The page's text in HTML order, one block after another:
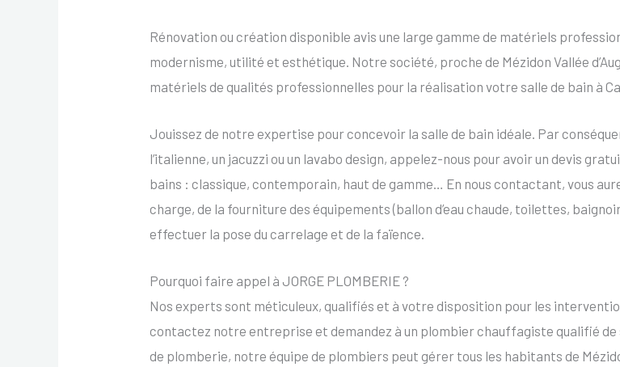
Rénovation ou création disponible avis une large gamme de matériels
modernisme, utilité et esthétique. Notre société, proche de Mézidon Vallée
matériels de qualités professionnelles pour la réalisation votre salle de bain à
Jouissez de notre expertise pour concevoir la salle de bain idéale. Par
l’italienne, un jacuzzi ou un lavabo design, appelez-nous pour avoir un devis
bains : classique, contemporain, haut de gamme… En nous contactant, vous
charge, de la fourniture des équipements (ballon d’eau chaude, toilettes,
effectuer la pose du carrelage et de la faïence.
Pourquoi faire appel à JORGE PLOMBERIE ?
Nos experts sont méticuleux, qualifiés et à votre disposition pour les
contactez notre entreprise et demandez à un plombier chauffagiste qualifié de
de plomberie, notre équipe de plombiers peut gérer tous les habitants de